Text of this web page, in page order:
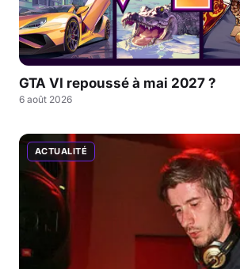
GTA VI repoussé à mai 2027 ?
6 août 2026
ACTUALITÉ